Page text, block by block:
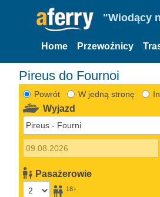
"Wiodący
Home Przewoźnicy
Pireus do Fournoi
Powrót W jedną stronę
Wyjazd
Pasażerowie
18+